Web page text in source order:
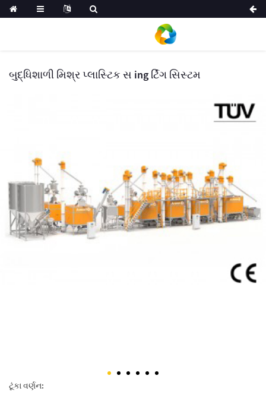
બુદ્ધિશાળી મિશ્ર પ્લાસ્ટિક સ ing ર્ટિંગ સિસ્ટમ
ટૂંકા વર્ણન: